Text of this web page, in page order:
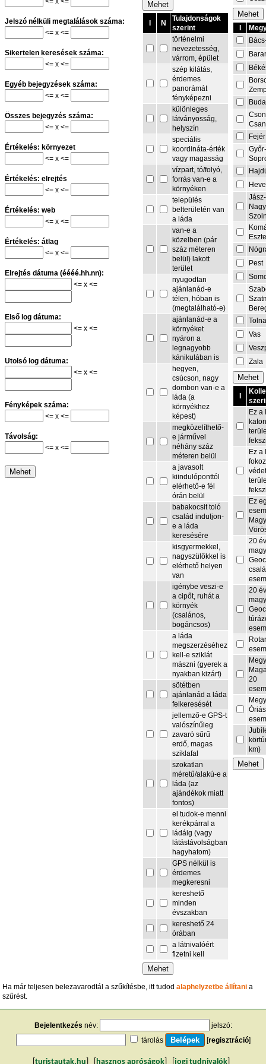
Jelszó nélküli megtalálások száma:
<= x <=
Sikertelen keresések száma:
<= x <=
Egyéb bejegyzések száma:
<= x <=
Összes bejegyzés száma:
<= x <=
Értékelés: környezet
<= x <=
Értékelés: elrejtés
<= x <=
Értékelés: web
<= x <=
Értékelés: átlag
<= x <=
Elrejtés dátuma (éééé.hh.nn):
<= x <=
Első log dátuma:
<= x <=
Utolsó log dátuma:
<= x <=
Fényképek száma:
<= x <=
Távolság:
<= x <=
N
Tulajdonságok
szerint
történelmi
nevezetesség,
várrom, épület
szép kilátás,
érdemes
panorámát
fényképezni
különleges
látványosság,
helyszín
speciális
koordináta-érték
vagy magasság
vízpart, tó/folyó,
forrás van-e a
környéken
település
belterületén van
a láda
van-e a
közelben (pár
száz méteren
belül) lakott
terület
nyugodtan
ajánlanád-e
télen, hóban is
(megtalálható-e)
ajánlanád-e a
környéket
nyáron a
legnagyobb
kánikulában is
hegyen,
csúcson, nagy
dombon van-e a
láda (a
környékhez
képest)
megközelíthető-
e járművel
néhány száz
méteren belül
a javasolt
kiindulóponttól
elérhető-e fél
órán belül
babakocsit toló
család induljon-
e a láda
keresésére
kisgyermekkel,
nagyszülőkkel is
elérhető helyen
van
igénybe veszi-e
a cipőt, ruhát a
környék
(csalános,
bogáncsos)
a láda
megszerzéséhez
kell-e sziklát
mászni (gyerek a
nyakban kizárt)
sötétben
ajánlanád a láda
felkeresését
jellemző-e GPS-t
valószínűleg
zavaró sűrű
erdő, magas
sziklafal
szokatlan
méretű/alakú-e a
láda (az
ajándékok miatt
fontos)
el tudok-e menni
kerékpárral a
ládáig (vagy
látástávolságban
hagyhatom)
GPS nélkül is
érdemes
megkeresni
kereshető
minden
évszakban
kereshető 24
órában
a látnivalóért
fizetni kell
Fejér
Jász-
Pest
Vas
Zala
Ez a
Ez a
Ez
20
20
20
km)
Ha már teljesen belezavarodtál a szűkítésbe, itt tudodalaphelyzetbe állítani a
szűrést.
Bejelentkezés név:
jelszó:
tárolás
[regisztráció]
turistautak.hu hasznos apróságok jogi tudnivalók